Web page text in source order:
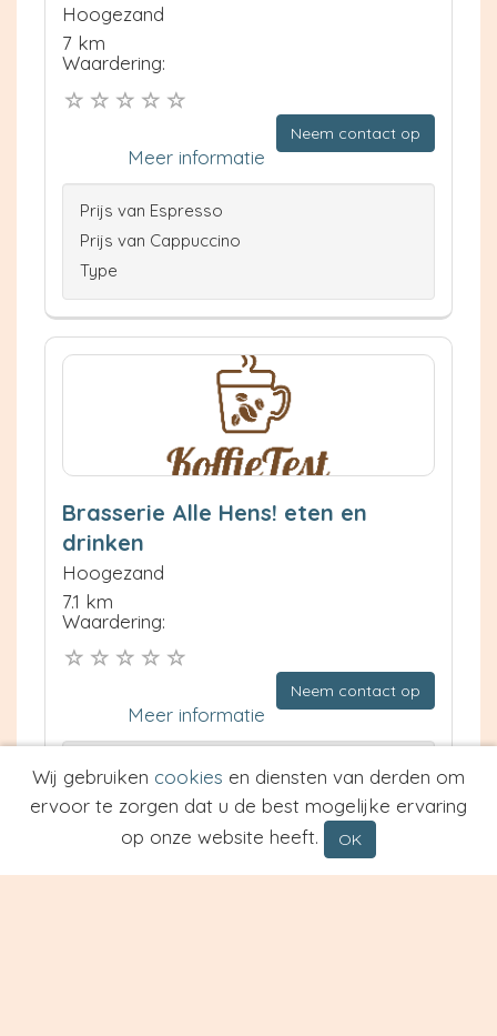
Hoogezand
7 km
Waardering:
Neem contact op
Meer informatie
Prijs van Espresso
Prijs van Cappuccino
Type
Brasserie Alle Hens! eten en
drinken
Hoogezand
7.1 km
Waardering:
Neem contact op
Meer informatie
Prijs van Espresso
Prijs van Cappuccino
Wij gebruiken cookies en diensten van derden om
ervoor te zorgen dat u de best mogelijke ervaring
op onze website heeft.
OK